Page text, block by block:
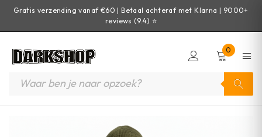
Gratis verzending vanaf €60 | Betaal achteraf met Klarna | 9000+
reviews (9.4) ⭐
0